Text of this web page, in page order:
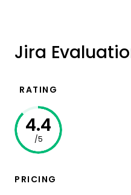
Jira
RATING
4.4
/5
PRICING